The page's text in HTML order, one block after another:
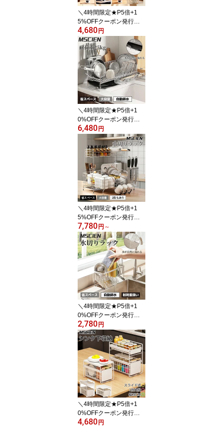
れ
＼4時間限定★P5倍+1
5%OFFクーポン発行
中！／楽天1位【MSCIE
N】電気カップ 電気ケト
ル 電気ポット おしゃれ 4
50ML 軽量 ミニ電気ボト
ル 魔法瓶ポット ポータ
ブル オフィス 旅行 ワン
プッシュ オープン 持ち
運び 自動電源OFF 持ち
運び 4段温度調節
4,680 円
＼4時間限定★P5倍+1
0%OFFクーポン発行
中！／楽天1位獲得★水
切りラック 水切りかご
スリム おしゃれ 大容量
包丁立て 箸置き まな板
立て 自動排水トレー付
細長い 狭い 省スペース
キッチンラック 一人暮ら
し 乾燥 組み立て簡単 水
切りカゴ
6,480 円
＼4時間限定★P5倍+1
5%OFFクーポン発行
中！／楽天1位獲得★水
切りラック 水切りかご
伸縮式 ステンレス 大容
量 自動排水 省スペース
食器水切り食器洗い スラ
イド式 シンクサイド 台
所キッチン用品収納 キッ
チンラック シンク上 組
立簡単 2段 耐荷重30kg
7,780 円 ～
＼4時間限定★P5倍+1
0%OFFクーポン発行
中！／MSCIEN 送料無料
スポンジ置き スポンジホ
ルダー スポンジラック
キッチン 洗剤ラック 水
切りラック シンク スポ
ンジ置き 洗剤置き キッ
チン水切り 便利 キッチ
ン用品 収納 1人暮らし 乾
かす 水の流れる
2,780 円
＼4時間限定★P5倍+1
0%OFFクーポン発行
中！／【MSCIEN】キッ
4,680 円